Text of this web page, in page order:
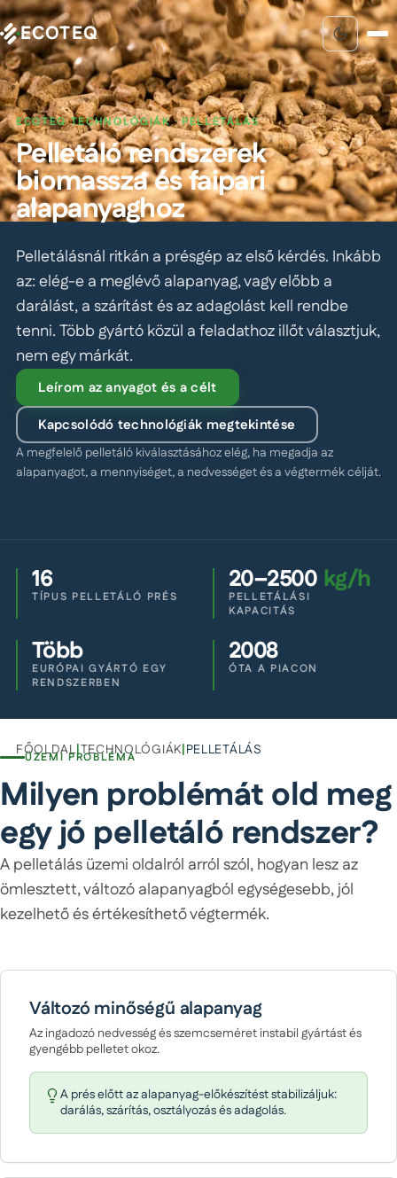
ECOTEQ
ECOTEQ TECHNOLÓGIÁK · PELLETÁLÁS
Pelletáló rendszerek
biomassza és faipari
alapanyaghoz
Pelletálásnál ritkán a présgép az első kérdés. Inkább
az: elég-e a meglévő alapanyag, vagy előbb a
darálást, a szárítást és az adagolást kell rendbe
tenni. Több gyártó közül a feladathoz illőt választjuk,
nem egy márkát.
Leírom az anyagot és a célt
Kapcsolódó technológiák megtekintése
A megfelelő pelletáló kiválasztásához elég, ha megadja az
alapanyagot, a mennyiséget, a nedvességet és a végtermék célját.
16
TÍPUS PELLETÁLÓ PRÉS
20–2500 kg/h
PELLETÁLÁSI
KAPACITÁS
Több
EURÓPAI GYÁRTÓ EGY
RENDSZERBEN
2008
ÓTA A PIACON
FŐOLDAL|TECHNOLÓGIÁK|PELLETÁLÁS
ÜZEMI PROBLÉMA
Milyen problémát old meg
egy jó pelletáló rendszer?
A pelletálás üzemi oldalról arról szól, hogyan lesz az
ömlesztett, változó alapanyagból egységesebb, jól
kezelhető és értékesíthető végtermék.
Változó minőségű alapanyag
Az ingadozó nedvesség és szemcseméret instabil gyártást és
gyengébb pelletet okoz.
A prés előtt az alapanyag-előkészítést stabilizáljuk:
darálás, szárítás, osztályozás és adagolás.